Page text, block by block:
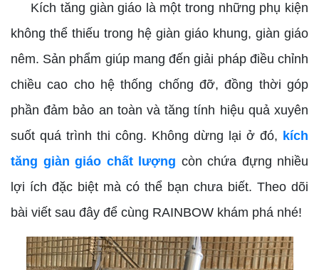
Kích tăng giàn giáo là một trong những phụ kiện
không thể thiếu trong hệ giàn giáo khung, giàn giáo
nêm. Sản phẩm giúp mang đến giải pháp điều chỉnh
chiều cao cho hệ thống chống đỡ, đồng thời góp
phần đảm bảo an toàn và tăng tính hiệu quả xuyên
suốt quá trình thi công. Không dừng lại ở đó, kích
tăng giàn giáo chất lượng còn chứa đựng nhiều
lợi ích đặc biệt mà có thể bạn chưa biết. Theo dõi
bài viết sau đây để cùng RAINBOW khám phá nhé!